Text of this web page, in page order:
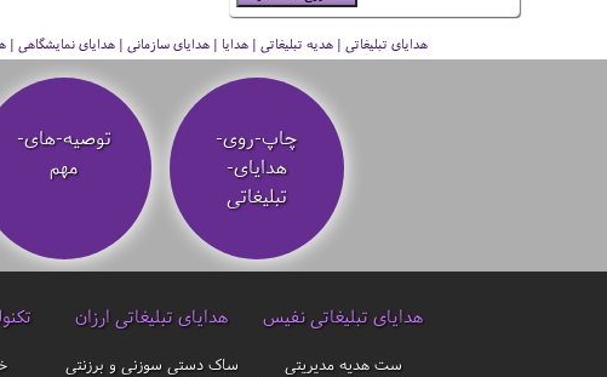
هدایای تبلیغاتی | هدیه تبلیغاتی | هدایا | هدایای سازمانی | هدایای
چاپ-روی-
هدایای-
تبلیغاتی
توصیه‌-های-
مهم
هدایای تبلیغاتی نفیس
ست هدیه مدیریتی
هدایای تبلیغاتی ارزان
ساک دستی سوزنی و برزنتی